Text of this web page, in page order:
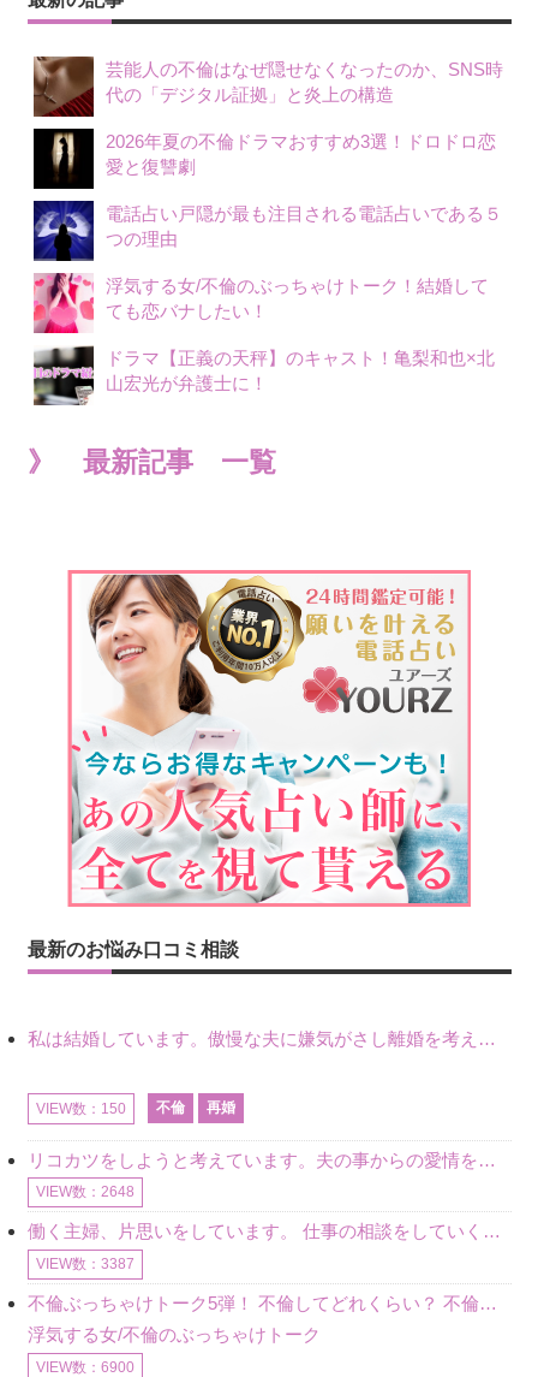
芸能人の不倫はなぜ隠せなくなったのか、SNS時
代の「デジタル証拠」と炎上の構造
2026年夏の不倫ドラマおすすめ3選！ドロドロ恋
愛と復讐劇
電話占い戸隠が最も注目される電話占いである５
つの理由
浮気する女/不倫のぶっちゃけトーク！結婚して
ても恋バナしたい！
ドラマ【正義の天秤】のキャスト！亀梨和也×北
山宏光が弁護士に！
》 最新記事 一覧
最新のお悩み口コミ相談
私は結婚しています。傲慢な夫に嫌気がさし離婚を考えていたときに、彼と出会いました。彼には恋人がいましたが、話をするうちに、夫とのことを相談するようにな
VIEW数：150 不倫 再婚
リコカツをしようと考えています。夫の事からの愛情を全く感じません。子供がいるので、子供が成長するまではと我慢しています。 まず、お金が必要だと考え、仕事の量も増やしました。ところが、夫は働かず、結局は
VIEW数：2648
働く主婦、片思いをしています。 仕事の相談をしていくうちに、彼のことを好きになりました。私には夫も子供もいます。不倫をしているわけでもなく、もちろん、この気持ちは誰にも話していません。 ラインをする関
VIEW数：3387
不倫ぶっちゃけトーク5弾！ 不倫してどれくらい？ 不倫のあれこれを、なんでもどうぞ♪♪
浮気する女/不倫のぶっちゃけトーク
VIEW数：6900